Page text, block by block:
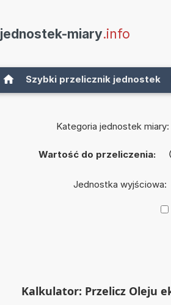
jednostek-miary.info
Szybki przelicznik jednostek
Kategoria jednostek miary:
Wartość do przeliczenia:
Jednostka wyjściowa:
Kalkulator: Przelicz Oleju